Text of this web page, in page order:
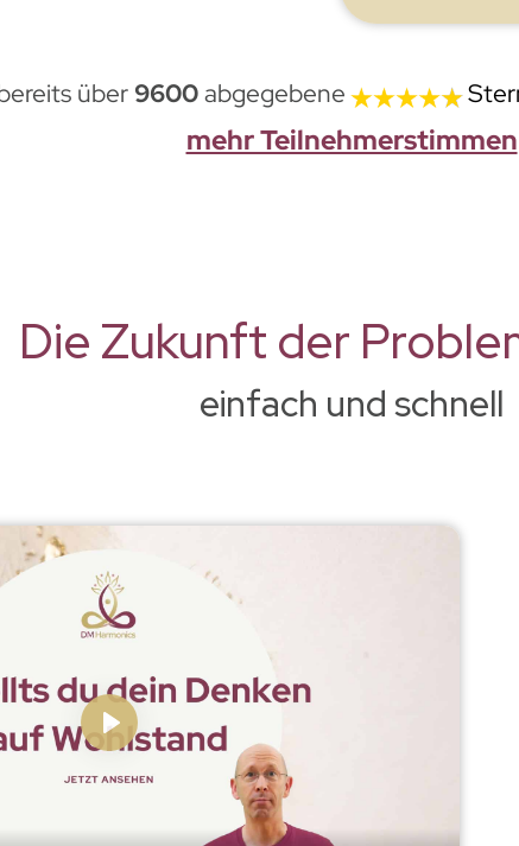
über 9600abgegebene
mehr Teilnehmerstimmen
Die Zukunft der
einfach und schnell